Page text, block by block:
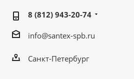
8 (812) 943-20-74
info@santex-spb.ru
Санкт-Петербург